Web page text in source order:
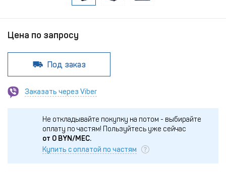
Цена по запросу
Под заказ
Заказать через Viber
Не откладывайте покупку на потом - выбирайте
оплату по частям! Пользуйтесь уже сейчас
от 0 BYN/МЕС.
Купить с оплатой по частям